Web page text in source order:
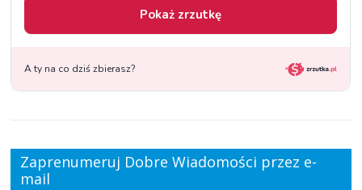
Zaprenumeruj Dobre Wiadomości przez e-
mail